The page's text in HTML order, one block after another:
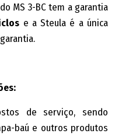
MS 3-BC tem a garantia
e a Steula é a única
de serviço, sendo
baú e outros produtos